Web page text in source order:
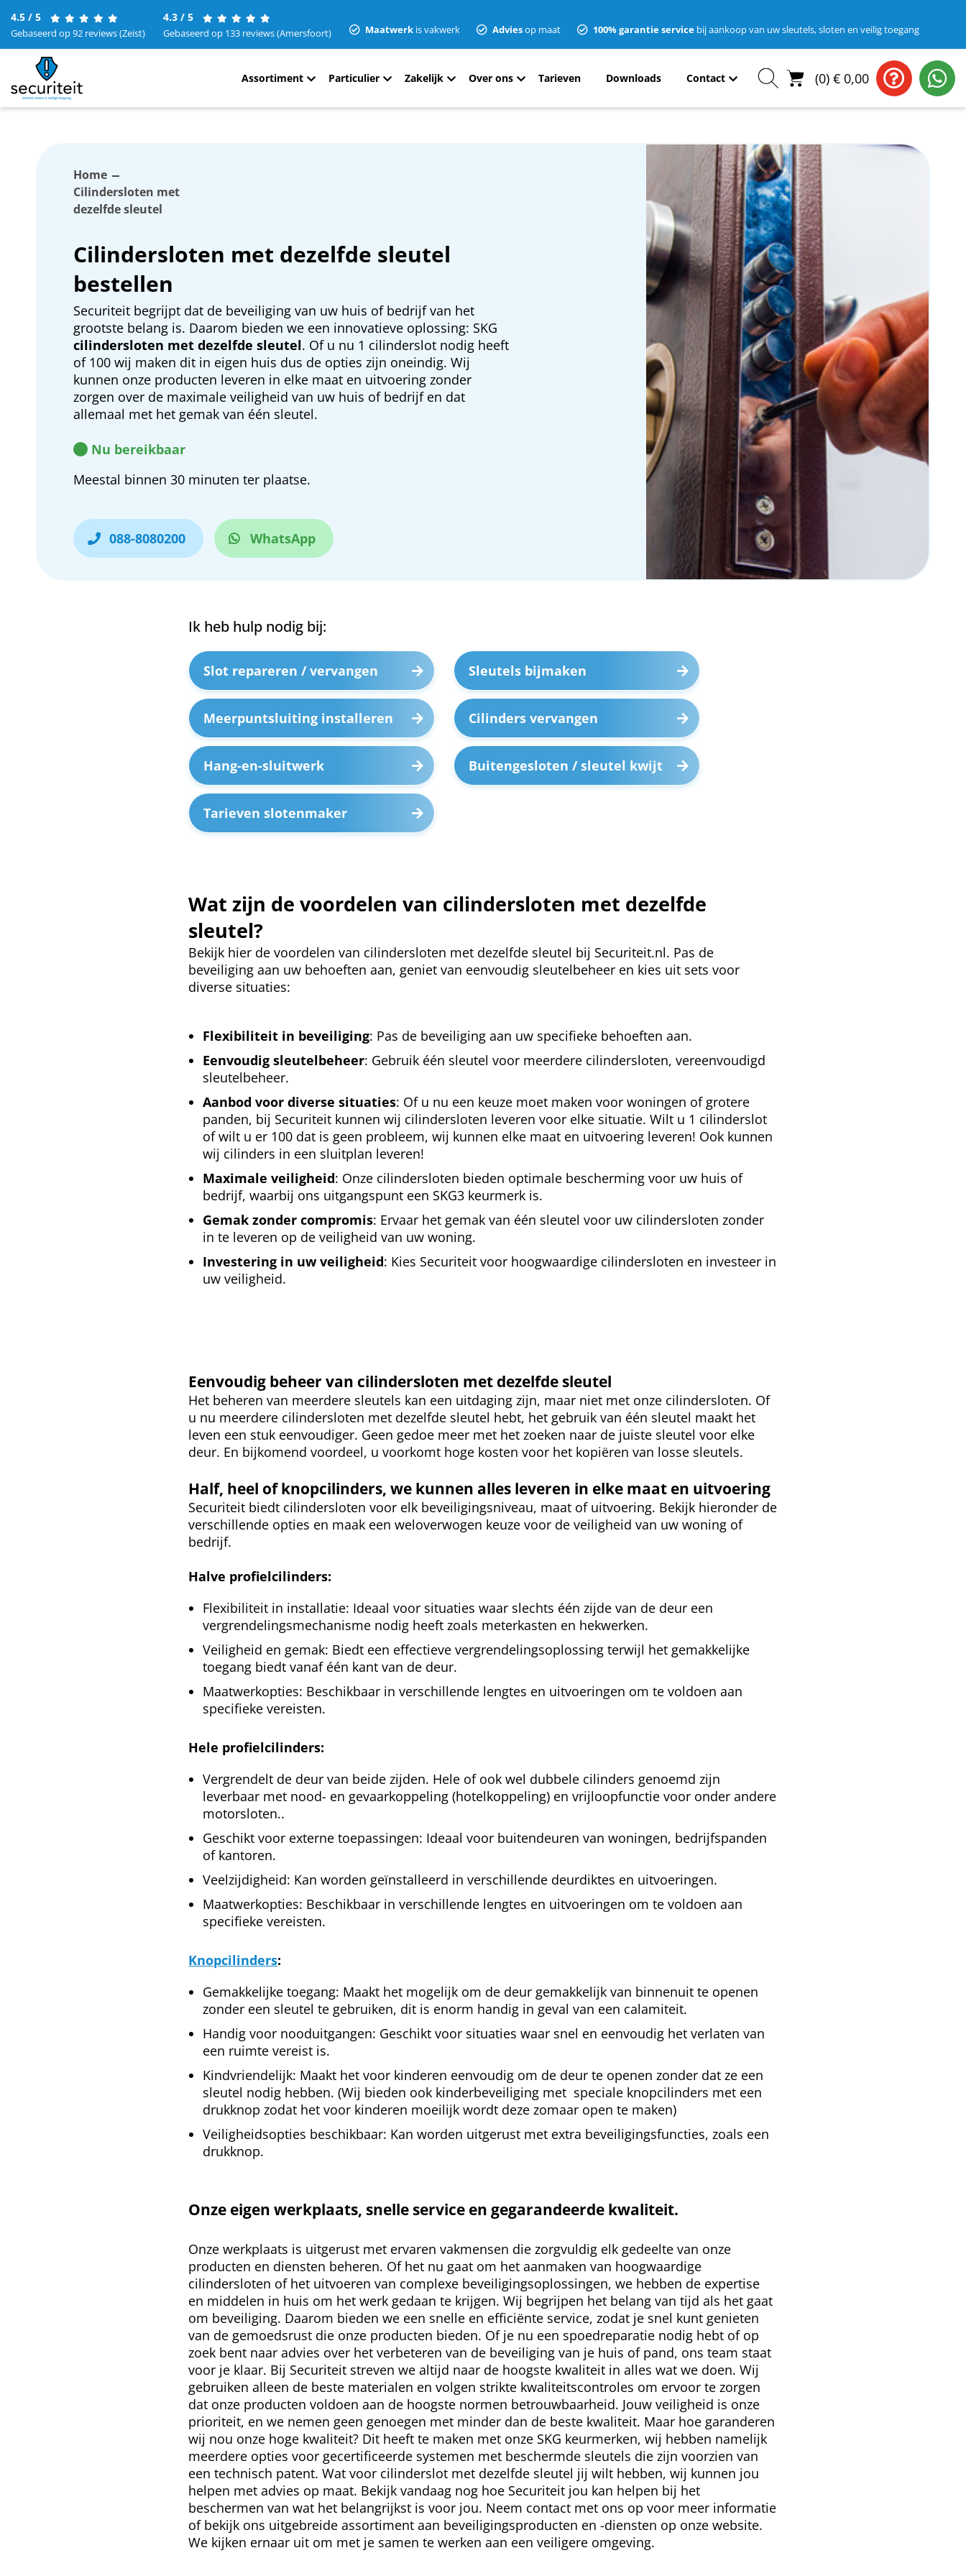
4.5 / 5
Gebaseerd op 92 reviews (Zeist)
4.3 / 5
Gebaseerd op 133 reviews (Amersfoort) Maatwerk is vakwerk Adviesop maat 100% garantie service bij aankoop van uw sleutels, sloten en veilig toegang
Assortiment Particulier Zakelijk Over ons Tarieven Downloads Contact (0) € 0,00
Home
Cilindersloten met
dezelfde sleutel
Cilindersloten met dezelfde sleutel
bestellen
Securiteit begrijpt dat de beveiliging van uw huis of bedrijf van het
grootste belang is. Daarom bieden we een innovatieve oplossing: SKG
cilindersloten met dezelfde sleutel. Of u nu 1 cilinderslot nodig heeft
of 100 wij maken dit in eigen huis dus de opties zijn oneindig. Wij
kunnen onze producten leveren in elke maat en uitvoering zonder
zorgen over de maximale veiligheid van uw huis of bedrijf en dat
allemaal met het gemak van één sleutel.
Nu bereikbaar
Meestal binnen 30 minuten ter plaatse.
088-8080200 WhatsApp
Ik heb hulp nodig bij:
Slot repareren / vervangen Sleutels bijmaken
Meerpuntsluiting installeren Cilinders vervangen
Hang-en-sluitwerk Buitengesloten / sleutel kwijt
Tarieven slotenmaker
Wat zijn de voordelen van cilindersloten met dezelfde
sleutel?
Bekijk hier de voordelen van cilindersloten met dezelfde sleutel bij Securiteit.nl. Pas de
beveiliging aan uw behoeften aan, geniet van eenvoudig sleutelbeheer en kies uit sets voor
diverse situaties:
Flexibiliteit in beveiliging: Pas de beveiliging aan uw specifieke behoeften aan.
Eenvoudig sleutelbeheer: Gebruik één sleutel voor meerdere cilindersloten, vereenvoudigd
sleutelbeheer.
Aanbod voor diverse situaties: Of u nu een keuze moet maken voor woningen of grotere
panden, bij Securiteit kunnen wij cilindersloten leveren voor elke situatie. Wilt u 1 cilinderslot
of wilt u er 100 dat is geen probleem, wij kunnen elke maat en uitvoering leveren! Ook kunnen
wij cilinders in een sluitplan leveren!
Maximale veiligheid: Onze cilindersloten bieden optimale bescherming voor uw huis of
bedrijf,waarbij ons uitgangspunt een SKG3 keurmerk is.
Gemak zonder compromis: Ervaar het gemak van één sleutel voor uw cilindersloten zonder
in te leveren op de veiligheid van uw woning.
Investering in uw veiligheid: Kies Securiteit voor hoogwaardige cilindersloten en investeer in
uw veiligheid.
Eenvoudig beheer van cilindersloten met dezelfde sleutel
Het beheren van meerdere sleutels kan een uitdaging zijn, maar niet met onze cilindersloten. Of
u nu meerdere cilindersloten met dezelfde sleutel hebt, het gebruik van één sleutel maakt het
leven een stuk eenvoudiger. Geen gedoe meer met het zoeken naar de juiste sleutel voor elke
deur. En bijkomend voordeel, u voorkomt hoge kosten voor het kopiëren van losse sleutels.
Half, heel of knopcilinders, we kunnen alles leveren in elke maat en uitvoering
Securiteit biedt cilindersloten voor elk beveiligingsniveau, maat of uitvoering. Bekijk hieronder de
verschillende opties en maak een weloverwogen keuze voor de veiligheid van uw woning of
bedrijf.
Halve profielcilinders:
Flexibiliteit in installatie: Ideaal voor situaties waar slechts één zijde van de deur een
vergrendelingsmechanisme nodig heeft zoals meterkasten en hekwerken.
Veiligheid en gemak: Biedt een effectieve vergrendelingsoplossing terwijl het gemakkelijke
toegang biedt vanaf één kant van de deur.
Maatwerkopties: Beschikbaar in verschillende lengtes en uitvoeringen om te voldoen aan
specifieke vereisten.
Hele profielcilinders:
Vergrendelt de deur van beide zijden. Hele of ook wel dubbele cilinders genoemd zijn
leverbaar met nood- en gevaarkoppeling (hotelkoppeling) en vrijloopfunctie voor onder andere
motorsloten..
Geschikt voor externe toepassingen: Ideaal voor buitendeuren van woningen, bedrijfspanden
of kantoren.
Veelzijdigheid: Kan worden geïnstalleerd in verschillende deurdiktes en uitvoeringen.
Maatwerkopties: Beschikbaar in verschillende lengtes en uitvoeringen om te voldoen aan
specifieke vereisten.
Knopcilinders:
Gemakkelijke toegang: Maakt het mogelijk om de deur gemakkelijk van binnenuit te openen
zonder een sleutel te gebruiken, dit is enorm handig in geval van een calamiteit.
Handig voor nooduitgangen: Geschikt voor situaties waar snel en eenvoudig het verlaten van
een ruimte vereist is.
Kindvriendelijk: Maakt het voor kinderen eenvoudig om de deur te openen zonder dat ze een
sleutel nodig hebben. (Wij bieden ook kinderbeveiliging met speciale knopcilinders met een
drukknop zodat het voor kinderen moeilijk wordt deze zomaar open te maken)
Veiligheidsopties beschikbaar: Kan worden uitgerust met extra beveiligingsfuncties, zoals een
drukknop.
Onze eigen werkplaats, snelle service en gegarandeerde kwaliteit.
Onze werkplaats is uitgerust met ervaren vakmensen die zorgvuldig elk gedeelte van onze
producten en diensten beheren. Of het nu gaat om het aanmaken van hoogwaardige
cilindersloten of het uitvoeren van complexe beveiligingsoplossingen, we hebben de expertise
en middelen in huis om het werk gedaan te krijgen. Wij begrijpen het belang van tijd als het gaat
om beveiliging. Daarom bieden we een snelle en efficiënte service, zodat je snel kunt genieten
van de gemoedsrust die onze producten bieden. Of je nu een spoedreparatie nodig hebt of op
zoek bent naar advies over het verbeteren van de beveiliging van je huis of pand, ons team staat
voor je klaar. Bij Securiteit streven we altijd naar de hoogste kwaliteit in alles wat we doen. Wij
gebruiken alleen de beste materialen en volgen strikte kwaliteitscontroles om ervoor te zorgen
dat onze producten voldoen aan de hoogste normen betrouwbaarheid. Jouw veiligheid is onze
prioriteit, en we nemen geen genoegen met minder dan de beste kwaliteit. Maar hoe garanderen
wij nou onze hoge kwaliteit? Dit heeft te maken met onze SKG keurmerken, wij hebben namelijk
meerdere opties voor gecertificeerde systemen met beschermde sleutels die zijn voorzien van
een technisch patent. Wat voor cilinderslot met dezelfde sleutel jij wilt hebben, wij kunnen jou
helpen met advies op maat. Bekijk vandaag nog hoe Securiteit jou kan helpen bij het
beschermen van wat het belangrijkst is voor jou. Neem contact met ons op voor meer informatie
of bekijk ons uitgebreide assortiment aan beveiligingsproducten en -diensten op onze website.
We kijken ernaar uit om met je samen te werken aan een veiligere omgeving.